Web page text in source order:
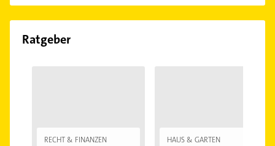
Ratgeber
RECHT & FINANZEN HAUS & GARTEN